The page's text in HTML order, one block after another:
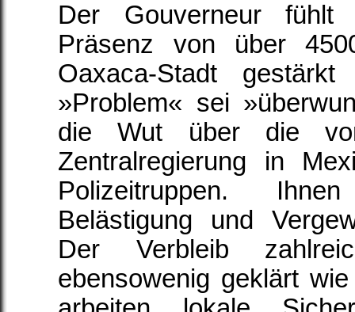
Der Gouverneur
Präsenz von über
Oaxaca-Stadt
»Problem« sei
die Wut über die
Zentralregierung in
Polizeitruppen.
Belästigung und
Der Verbleib
ebensowenig geklärt